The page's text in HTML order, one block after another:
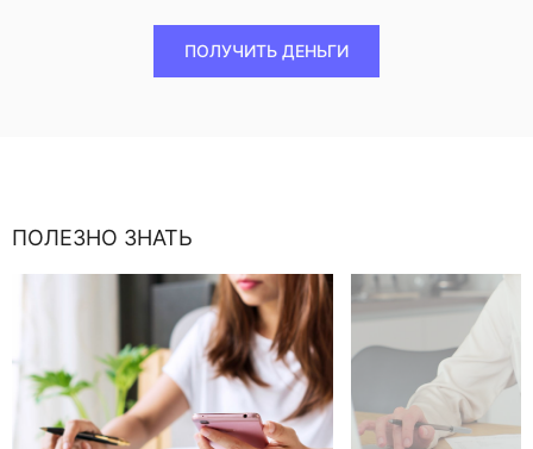
ПОЛУЧИТЬ ДЕНЬГИ
ПОЛЕЗНО ЗНАТЬ